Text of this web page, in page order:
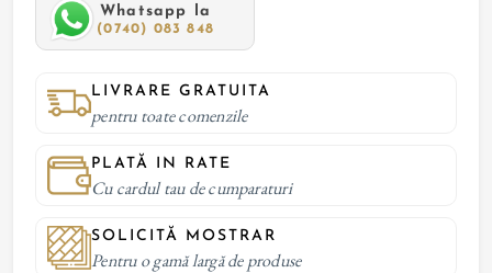
Whatsapp la
(0740) 083 848
LIVRARE GRATUITA
pentru toate comenzile
PLATĂ IN RATE
Cu cardul tau de cumparaturi
SOLICITĂ MOSTRAR
Pentru o gamă largă de produse